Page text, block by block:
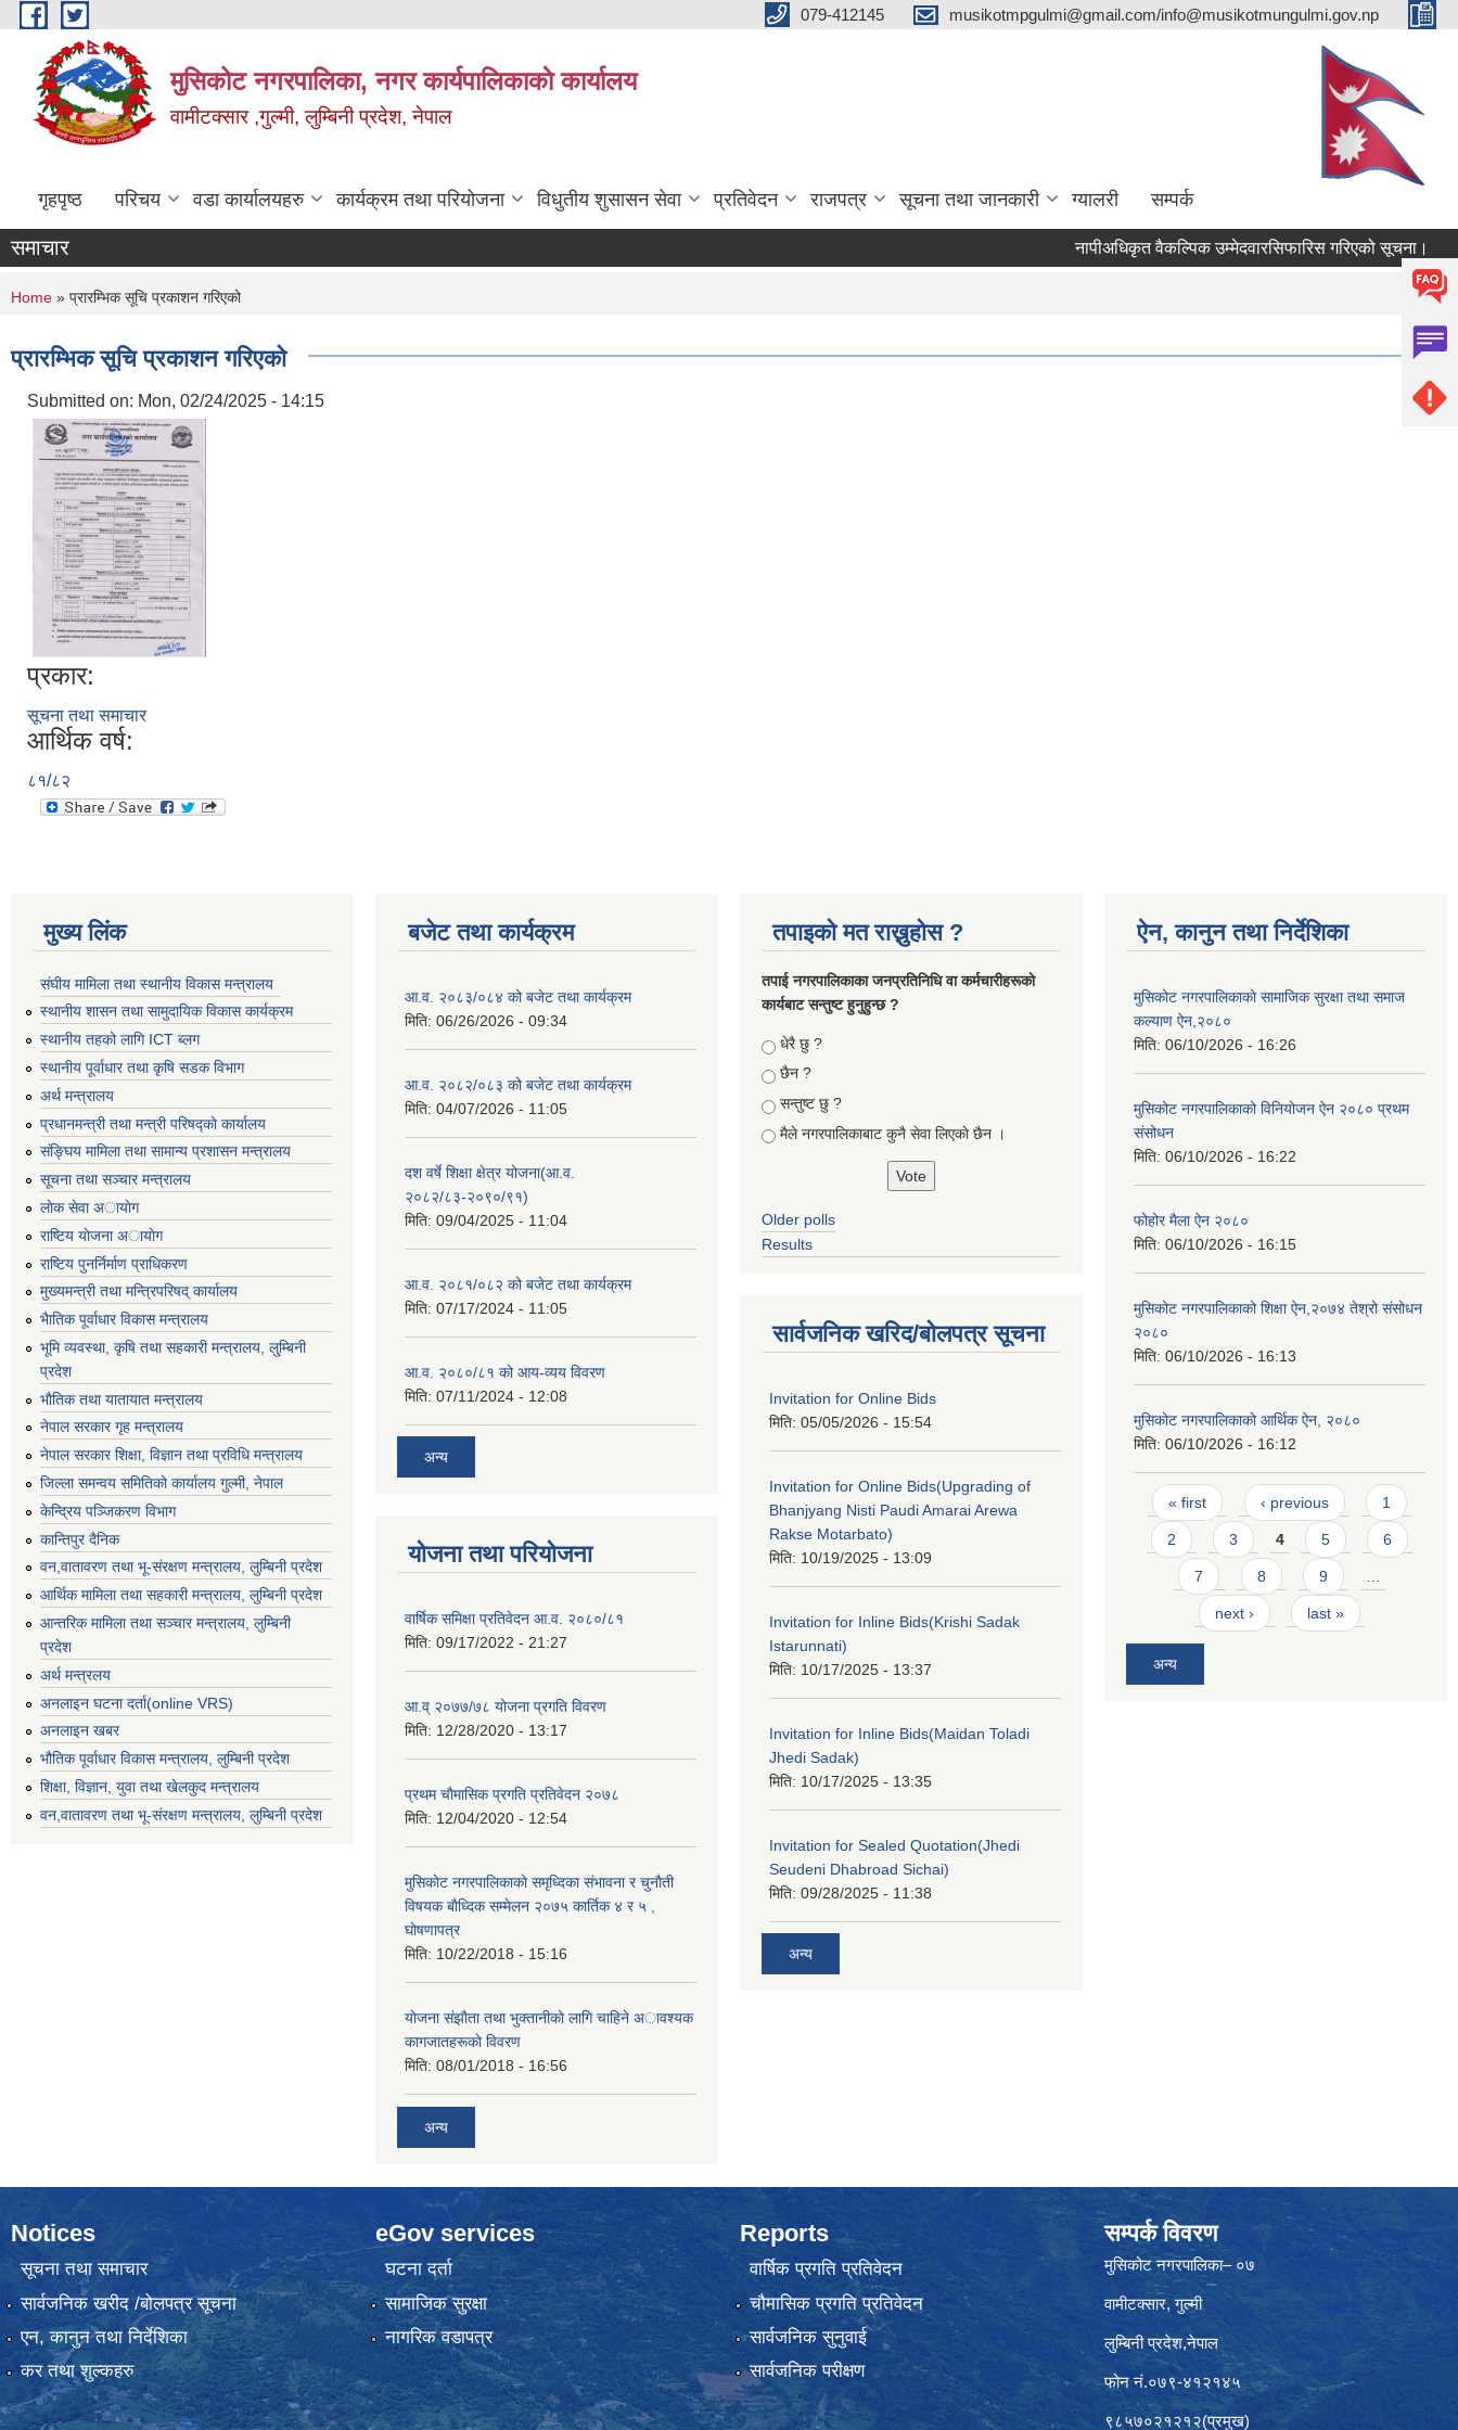
Skip to main content 079-412145 musikotmpgulmi@gmail.com/info@musikotmungulmi.gov.np
मुसिकोट नगरपालिका, नगर कार्यपालिकाकाे कार्यालय
वामीटक्सार ,गुल्मी, लुम्बिनी प्रदेश, नेपाल
गृहपृष्ठ परिचय वडा कार्यालयहरु कार्यक्रम तथा परियोजना विधुतीय शुसासन सेवा प्रतिवेदन राजपत्र सूचना तथा जानकारी ग्यालरी सम्पर्क
समाचार नापीअधिकृत वैकल्पिक उम्मेदवारसिफारिस गरिएको सूचना।
You are here
Home » प्रारम्भिक सूचि प्रकाशन गरिएको
प्रारम्भिक सूचि प्रकाशन गरिएको
Submitted on: Mon, 02/24/2025 - 14:15
प्रकार:
सूचना तथा समाचार
आर्थिक वर्ष:
८१/८२
मुख्य लिंक
संघीय मामिला तथा स्थानीय विकास मन्त्रालय
स्थानीय शासन तथा सामुदायिक विकास कार्यक्रम
स्थानीय तहको लागि ICT ब्लग
स्थानीय पूर्वाधार तथा कृषि सडक विभाग
अर्थ मन्त्रालय
प्रधानमन्त्री तथा मन्त्री परिषद्काे कार्यालय
संङ्घिय मामिला तथा सामान्य प्रशासन मन्त्रालय
सूचना तथा सञ्चार मन्त्रालय
लाेक सेवा अायाेग
राष्टिय याेजना अायाेग
राष्टिय पुनर्निर्माण प्राधिकरण
मुख्यमन्त्री तथा मन्त्रिपरिषद् कार्यालय
भैातिक पूर्वाधार विकास मन्त्रालय
भूमि व्यवस्था, कृषि तथा सहकारी मन्त्रालय, लु्म्बिनी
प्रदेश
भाैतिक तथा यातायात मन्त्रालय
नेपाल सरकार गृह मन्त्रालय
नेपाल सरकार शिक्षा, विज्ञान तथा प्रविधि मन्त्रालय
जिल्ला समन्वय समितिको कार्यालय गुल्मी, नेपाल
केन्द्रिय पञ्जिकरण विभाग
कान्तिपुर दैनिक
वन,वातावरण तथा भू-संरक्षण मन्त्रालय, लुम्बिनी प्रदेश
आर्थिक मामिला तथा सहकारी मन्त्रालय, लुम्बिनी प्रदेश
आन्तरिक मामिला तथा सञ्चार मन्त्रालय, लुम्बिनी
प्रदेश
अर्थ मन्त्रलय
अनलाइन घटना दर्ता(online VRS)
अनलाइन खबर
भौतिक पूर्वाधार विकास मन्त्रालय, लुम्बिनी प्रदेश
शिक्षा, विज्ञान, युवा तथा खेलकुद मन्‍‍त्रालय
वन,वातावरण तथा भू-संरक्षण मन्त्रालय, लुम्बिनी प्रदेश
बजेट तथा कार्यक्रम
आ.व. २०८३/०८४ को बजेट तथा कार्यक्रम
मिति: 06/26/2026 - 09:34
आ.व. २०८२/०८३ को बजेट तथा कार्यक्रम
मिति: 04/07/2026 - 11:05
दश वर्षे शिक्षा क्षेत्र योजना(आ.व.
२०८२/८३-२०९०/९१)
मिति: 09/04/2025 - 11:04
आ.व. २०८१/०८२ को बजेट तथा कार्यक्रम
मिति: 07/17/2024 - 11:05
आ.व. २०८०/८१ को आय-व्यय विवरण
मिति: 07/11/2024 - 12:08
अन्य
योजना तथा परियोजना
वार्षिक समिक्षा प्रतिवेदन आ.व. २०८०/८१
मिति: 09/17/2022 - 21:27
आ.व् २०७७/७८ योजना प्रगति विवरण
मिति: 12/28/2020 - 13:17
प्रथम चाैमासिक प्रगति प्रतिवेदन २०७८
मिति: 12/04/2020 - 12:54
मुसिकाेट नगरपालिकाकाे समृध्दिका संभावना र चुनाैती
विषयक बाैध्दिक सम्मेलन २०७५ कार्तिक ४ र ५ ,
घाेषणापत्र
मिति: 10/22/2018 - 15:16
याेजना संझाैता तथा भुक्तानीकाे लागि चाहिने अावश्यक
कागजातहरूकाे विवरण
मिति: 08/01/2018 - 16:56
अन्य
तपाइको मत राख्नुहोस ?
तपा‌ई नगरपालिकाका जनप्रतिनिधि वा कर्मचारीहरूकाे
कार्यबाट सन्तुष्ट हुनुहुन्छ ?
Choices
धेरै छु ?
छैन ?
सन्तुष्ट छु ?
मैले नगरपालिकाबाट कुनै सेवा लिएकाे छैन ।
Older polls
Results
सार्वजनिक खरिद/बोलपत्र सूचना
Invitation for Online Bids
मिति: 05/05/2026 - 15:54
Invitation for Online Bids(Upgrading of
Bhanjyang Nisti Paudi Amarai Arewa
Rakse Motarbato)
मिति: 10/19/2025 - 13:09
Invitation for Inline Bids(Krishi Sadak
Istarunnati)
मिति: 10/17/2025 - 13:37
Invitation for Inline Bids(Maidan Toladi
Jhedi Sadak)
मिति: 10/17/2025 - 13:35
Invitation for Sealed Quotation(Jhedi
Seudeni Dhabroad Sichai)
मिति: 09/28/2025 - 11:38
अन्य
ऐन, कानुन तथा निर्देशिका
मुसिकोट नगरपालिकाको सामाजिक सुरक्षा तथा समाज
कल्याण ऐन,२०८०
मिति: 06/10/2026 - 16:26
मुसिकोट नगरपालिकाको विनियोजन ऐन २०८० प्रथम
संसोधन
मिति: 06/10/2026 - 16:22
फोहोर मैला ऐन २०८०
मिति: 06/10/2026 - 16:15
मुसिकोट नगरपालिकाको शिक्षा ऐन,२०७४ तेश्रो संसोधन
२०८०
मिति: 06/10/2026 - 16:13
मुसिकोट नगरपालिकाको आर्थिक ऐन, २०८०
मिति: 06/10/2026 - 16:12
Pages
« first ‹ previous 1
2 3 4 5 6
7 8 9 …
next › last »
अन्य
Notices
सूचना तथा समाचार
सार्वजनिक खरीद /बोलपत्र सूचना
एन, कानुन तथा निर्देशिका
कर तथा शुल्कहरु
eGov services
घटना दर्ता
सामाजिक सुरक्षा
नागरिक वडापत्र
Reports
वार्षिक प्रगति प्रतिवेदन
चौमासिक प्रगति प्रतिवेदन
सार्वजनिक सुनुवाई
सार्वजनिक परीक्षण
सम्पर्क विवरण
मुसिकोट नगरपालिका– ०७
वामीटक्सार, गुल्मी
लुम्बिनी प्रदेश,नेपाल
फोन नं.०७९-४१२१४५
९८५७०२१२१२(प्रमुख)